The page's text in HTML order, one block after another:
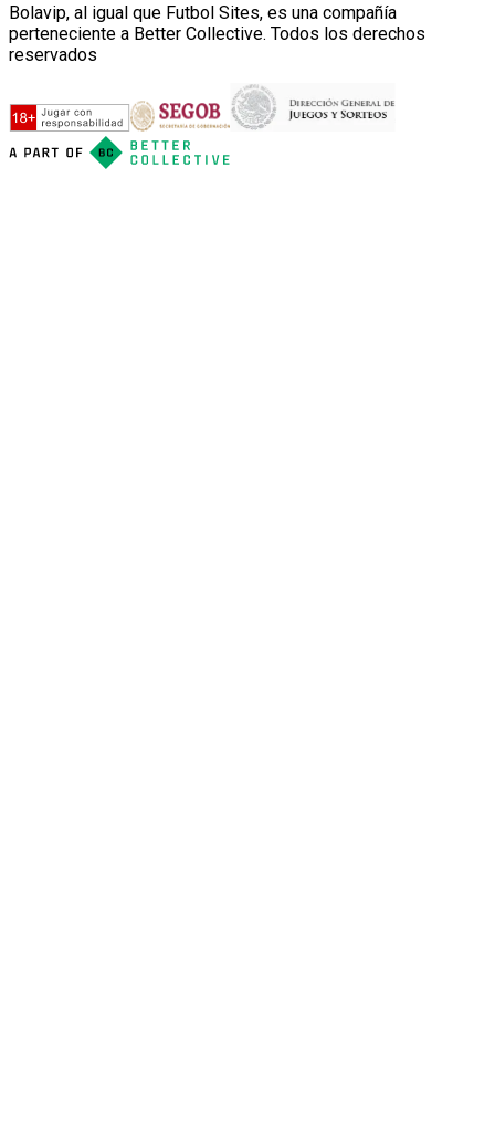
Bolavip, al igual que Futbol Sites, es una compañía
perteneciente a Better Collective. Todos los derechos
reservados